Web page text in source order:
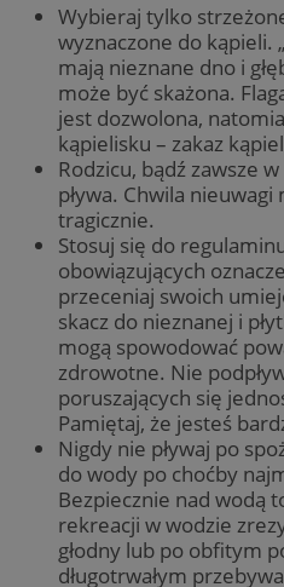
Wybieraj tylko
wyznaczone do kąpieli.
mają nieznane dno i
może być skażona.
jest dozwolona,
kąpielisku – zakaz
Rodzicu, bądź zawsze
pływa. Chwila nieuwagi
tragicznie.
Stosuj się do
obowiązujących
przeceniaj swoich
skacz do nieznanej i
mogą spowodować
zdrowotne. Nie
poruszających się
Pamiętaj, że jesteś
Nigdy nie pływaj po
do wody po choćby
Bezpiecznie nad wodą
rekreacji w wodzie
głodny lub po obfitym
długotrwałym